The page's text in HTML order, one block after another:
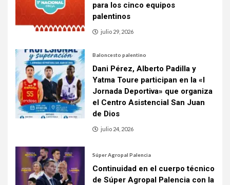
para los cinco equipos
palentinos
julio 29, 2026
Baloncesto palentino
Dani Pérez, Alberto Padilla y
Yatma Toure participan en la «I
Jornada Deportiva» que organiza
el Centro Asistencial San Juan
de Dios
julio 24, 2026
Súper Agropal Palencia
Continuidad en el cuerpo técnico
de Súper Agropal Palencia con la